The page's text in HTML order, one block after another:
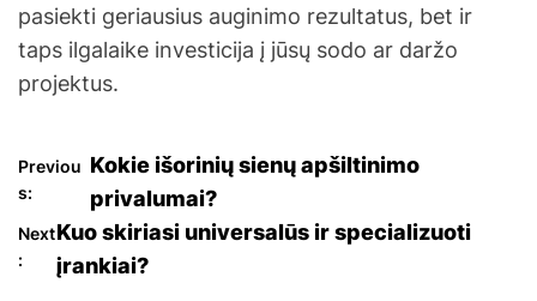
pasiekti geriausius auginimo rezultatus, bet ir
taps ilgalaike investicija į jūsų sodo ar daržo
projektus.
N
a
v
Previou
s:
Kokie išorinių sienų apšiltinimo
privalumai?
Next
:
Kuo skiriasi universalūs ir specializuoti
įrankiai?